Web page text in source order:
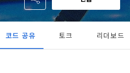
일 인증 필요
원가입 인증메일
효하다. 본 약관은 저작권 분쟁 정책
터 종료까지 정보통신망 이용촉진 및
하 ‘정보통신망법’), 개인정보보호법
령을 철저히 준수합니다.
하고, 수집한 정보를 어떻게 사용하
카카오 알림톡), 푸시, 전화 등을 통해
에서 제공하는 서비스의 이용
코드 공유 토크 리더보드